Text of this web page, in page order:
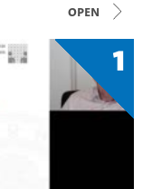
open
1